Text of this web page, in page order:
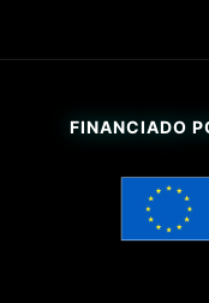
FINANCIADO